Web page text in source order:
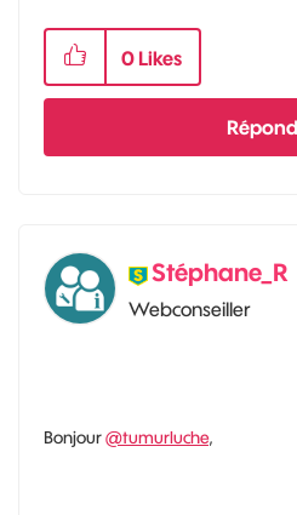
0 Likes
Stéphane_R
Webconseiller
Bonjour@tumurluche,